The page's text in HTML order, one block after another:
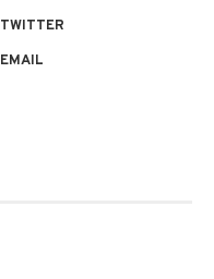
TWITTER
EMAIL